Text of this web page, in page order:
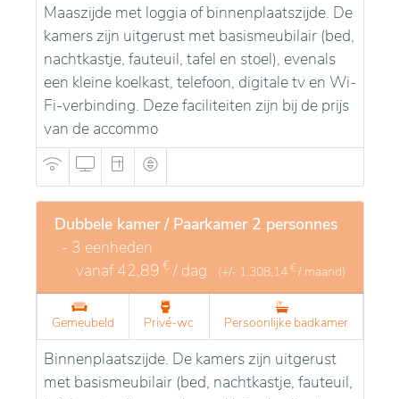
Maaszijde met loggia of binnenplaatszijde. De
kamers zijn uitgerust met basismeubilair (bed,
nachtkastje, fauteuil, tafel en stoel), evenals
een kleine koelkast, telefoon, digitale tv en Wi-
Fi-verbinding. Deze faciliteiten zijn bij de prijs
van de accommo
Dubbele kamer / Paarkamer 2 personnes
- 3 eenheden
vanaf42,89 € / dag (+/- 1.308,14 € / maand)
Gemeubeld Privé-wc Persoonlijke badkamer
Binnenplaatszijde. De kamers zijn uitgerust
met basismeubilair (bed, nachtkastje, fauteuil,